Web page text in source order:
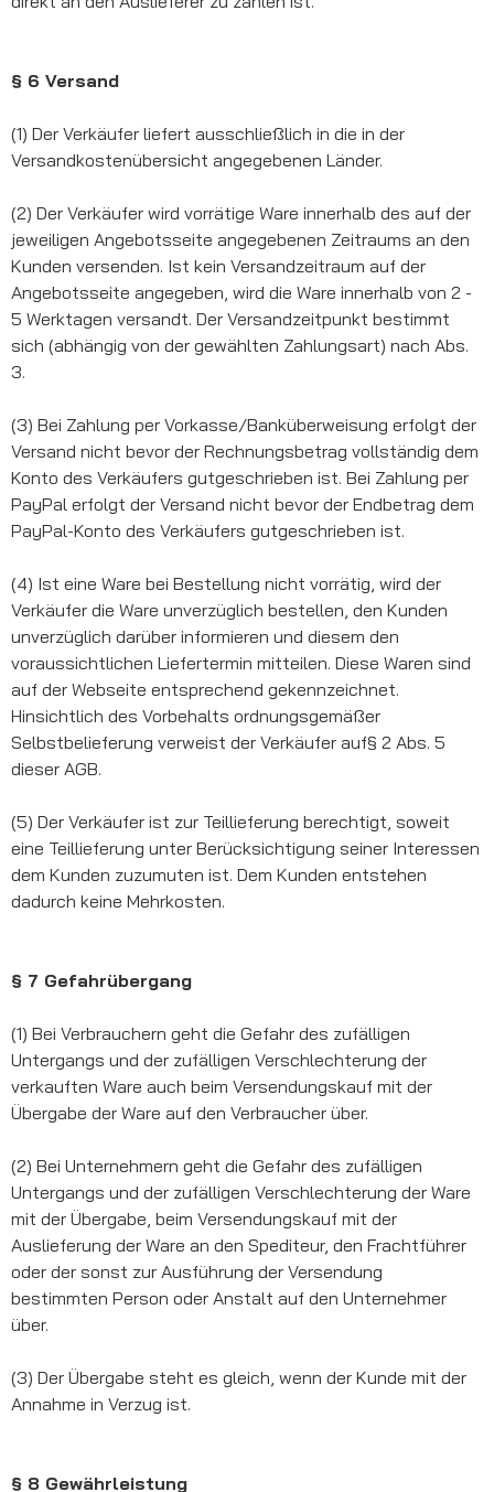
§ 6 Versand
(1) Der Verkäufer liefert ausschließlich in die in der
Versandkostenübersicht angegebenen Länder.
(2) Der Verkäufer wird vorrätige Ware innerhalb des auf der
jeweiligen Angebotsseite angegebenen Zeitraums an den
Kunden versenden. Ist kein Versandzeitraum auf der
Angebotsseite angegeben, wird die Ware innerhalb von 2 -
5 Werktagen versandt. Der Versandzeitpunkt bestimmt
sich (abhängig von der gewählten Zahlungsart) nach Abs.
3.
(3) Bei Zahlung per Vorkasse/Banküberweisung erfolgt der
Versand nicht bevor der Rechnungsbetrag vollständig dem
Konto des Verkäufers gutgeschrieben ist. Bei Zahlung per
PayPal erfolgt der Versand nicht bevor der Endbetrag dem
PayPal-Konto des Verkäufers gutgeschrieben ist.
(4) Ist eine Ware bei Bestellung nicht vorrätig, wird der
Verkäufer die Ware unverzüglich bestellen, den Kunden
unverzüglich darüber informieren und diesem den
voraussichtlichen Liefertermin mitteilen. Diese Waren sind
auf der Webseite entsprechend gekennzeichnet.
Hinsichtlich des Vorbehalts ordnungsgemäßer
Selbstbelieferung verweist der Verkäufer auf§ 2 Abs. 5
dieser AGB.
(5) Der Verkäufer ist zur Teillieferung berechtigt, soweit
eine Teillieferung unter Berücksichtigung seiner Interessen
dem Kunden zuzumuten ist. Dem Kunden entstehen
dadurch keine Mehrkosten.
§ 7 Gefahrübergang
(1) Bei Verbrauchern geht die Gefahr des zufälligen
Untergangs und der zufälligen Verschlechterung der
verkauften Ware auch beim Versendungskauf mit der
Übergabe der Ware auf den Verbraucher über.
(2) Bei Unternehmern geht die Gefahr des zufälligen
Untergangs und der zufälligen Verschlechterung der Ware
mit der Übergabe, beim Versendungskauf mit der
Auslieferung der Ware an den Spediteur, den Frachtführer
oder der sonst zur Ausführung der Versendung
bestimmten Person oder Anstalt auf den Unternehmer
über.
(3) Der Übergabe steht es gleich, wenn der Kunde mit der
Annahme in Verzug ist.
§ 8 Gewährleistung